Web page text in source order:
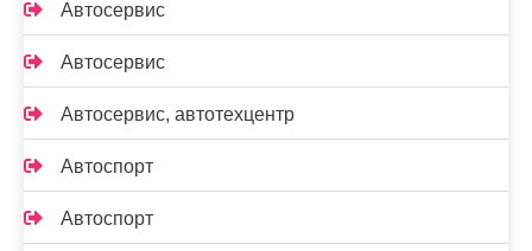
Автосервис
Автосервис
Автосервис, автотехцентр
Автоспорт
Автоспорт